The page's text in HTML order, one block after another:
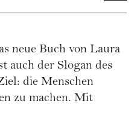
neue Buch von Laura
auch der Slogan des
die Menschen
zu machen. Mit